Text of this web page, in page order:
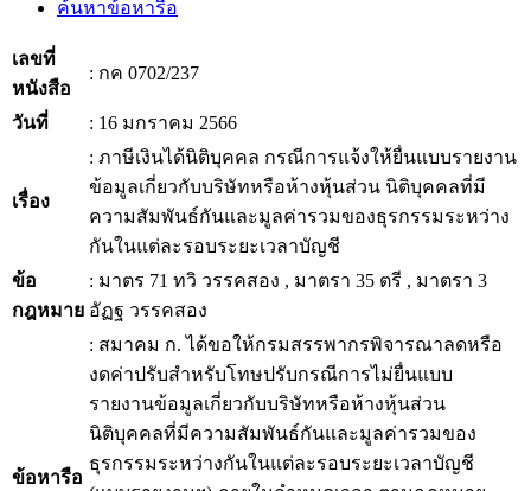
ค้นหาข้อหารือ
เลขที่
หนังสือ
: กค 0702/237
วันที่ : 16 มกราคม 2566
เรื่อง
: ภาษีเงินได้นิติบุคคล กรณีการแจ้งให้ยื่นแบบรายงาน
ข้อมูลเกี่ยวกับบริษัทหรือห้างหุ้นส่วน นิติบุคคลที่มี
ความสัมพันธ์กันและมูลค่ารวมของธุรกรรมระหว่าง
กันในแต่ละรอบระยะเวลาบัญชี
ข้อ
กฎหมาย
: มาตร 71 ทวิ วรรคสอง , มาตรา 35 ตรี , มาตรา 3
อัฏฐ วรรคสอง
ข้อหารือ
: สมาคม ก. ได้ขอให้กรมสรรพากรพิจารณาลดหรือ
งดค่าปรับสำหรับโทษปรับกรณีการไม่ยื่นแบบ
รายงานข้อมูลเกี่ยวกับบริษัทหรือห้างหุ้นส่วน
นิติบุคคลที่มีความสัมพันธ์กันและมูลค่ารวมของ
ธุรกรรมระหว่างกันในแต่ละรอบระยะเวลาบัญชี